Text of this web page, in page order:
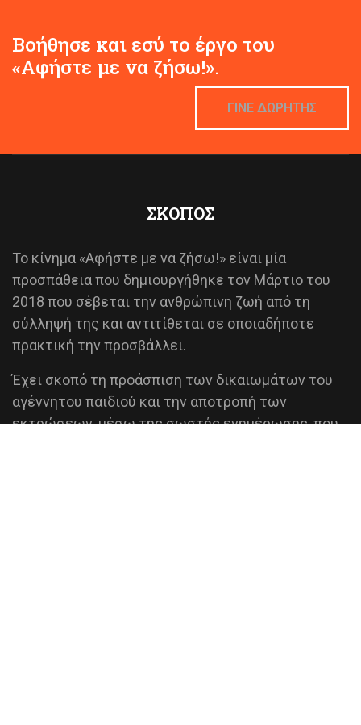
Βοήθησε και εσύ το έργο του
«Αφήστε με να ζήσω!».
ΓΙΝΕ ΔΩΡΗΤΗΣ
ΣΚΟΠΟΣ
Το κίνημα «Αφήστε με να ζήσω!» είναι μία
προσπάθεια που δημιουργήθηκε τον Μάρτιο του
2018 που σέβεται την ανθρώπινη ζωή από τη
σύλληψή της και αντιτίθεται σε οποιαδήποτε
πρακτική την προσβάλλει.
Έχει σκοπό τη προάσπιση των δικαιωμάτων του
αγέννητου παιδιού και την αποτροπή των
εκτρώσεων, μέσω της σωστής ενημέρωσης, που